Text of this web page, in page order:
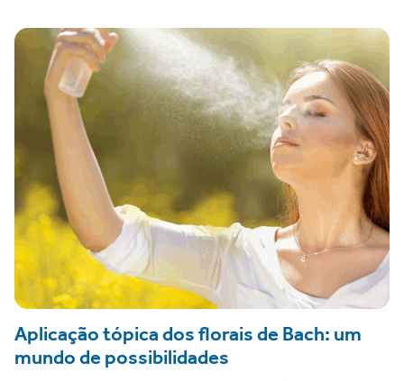
Aplicação tópica dos florais de Bach: um
mundo de possibilidades